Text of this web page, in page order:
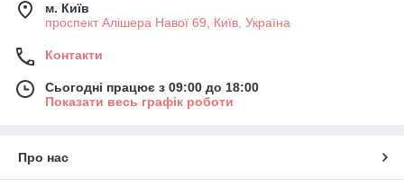
м. Київ
проспект Алішера Навої 69, Київ, Україна
Контакти
Сьогодні працює з 09:00 до 18:00
Показати весь графік роботи
Про нас